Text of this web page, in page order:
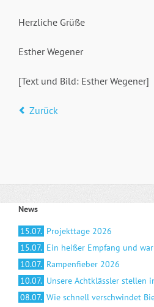
Herzliche Grüße
Esther Wegener
[Text und Bild: Esther Wegener]
Zurück
News
15.07. Projekttage 2026
15.07. Ein heißer Empfang und
10.07. Rampenfieber 2026
10.07. Unsere Achtklässler stellen
08.07. Wie schnell verschwindet